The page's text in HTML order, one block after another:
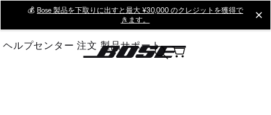
Main
💰 Bose 製品を下取りに出すと最大 ¥30,000 のクレジットを獲得で
きます。
ヘルプセンター 注文 製品サポート